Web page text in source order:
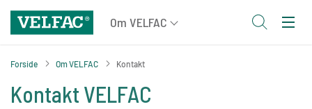
Forside Om VELFAC Kontakt
Kontakt VELFAC